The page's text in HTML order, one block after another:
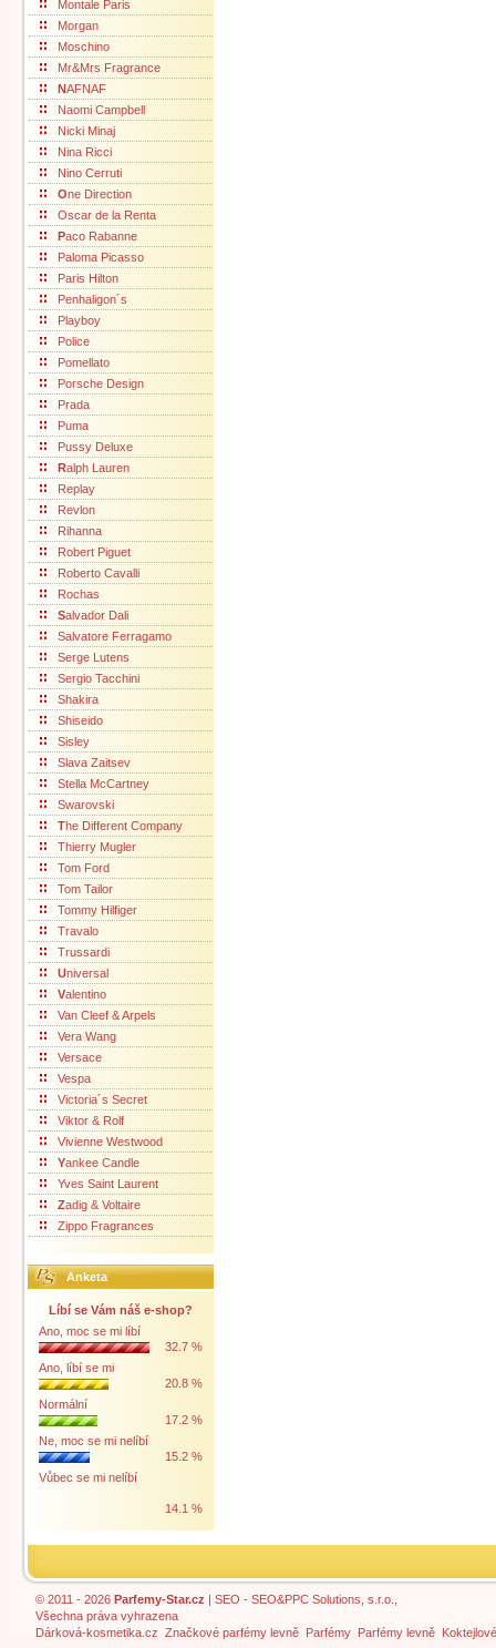
Montale Paris
Morgan
Moschino
Mr&Mrs Fragrance
NAFNAF
Naomi Campbell
Nicki Minaj
Nina Ricci
Nino Cerruti
One Direction
Oscar de la Renta
Paco Rabanne
Paloma Picasso
Paris Hilton
Penhaligon´s
Playboy
Police
Pomellato
Porsche Design
Prada
Puma
Pussy Deluxe
Ralph Lauren
Replay
Revlon
Rihanna
Robert Piguet
Roberto Cavalli
Rochas
Salvador Dali
Salvatore Ferragamo
Serge Lutens
Sergio Tacchini
Shakira
Shiseido
Sisley
Slava Zaitsev
Stella McCartney
Swarovski
The Different Company
Thierry Mugler
Tom Ford
Tom Tailor
Tommy Hilfiger
Travalo
Trussardi
Universal
Valentino
Van Cleef & Arpels
Vera Wang
Versace
Vespa
Victoria´s Secret
Viktor & Rolf
Vivienne Westwood
Yankee Candle
Yves Saint Laurent
Zadig & Voltaire
Zippo Fragrances
Anketa
Líbí se Vám náš e-shop?
Ano, moc se mi líbí
32.7 %
Ano, líbí se mi
20.8 %
Normální
17.2 %
Ne, moc se mi nelíbí
15.2 %
Vůbec se mi nelíbí
14.1 %
© 2011 - 2026 Parfemy-Star.cz | SEO - SEO&PPC Solutions, s.r.o.,
Všechna práva vyhrazena
Dárková-kosmetika.cz Značkové parfémy levně Parfémy Parfémy levně